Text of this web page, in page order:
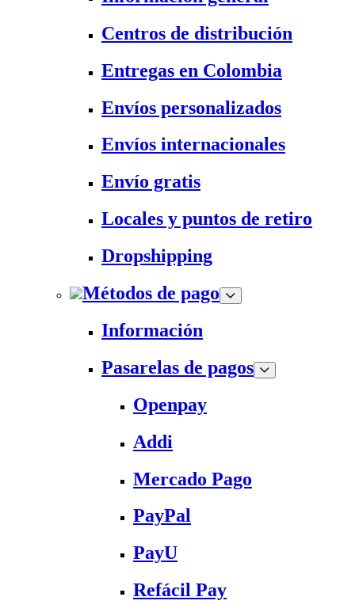
Centros de distribución
Entregas en Colombia
Envíos personalizados
Envíos internacionales
Envío gratis
Locales y puntos de retiro
Dropshipping
Métodos de pago
Información
Pasarelas de pagos
Openpay
Addi
Mercado Pago
PayPal
PayU
Refácil Pay